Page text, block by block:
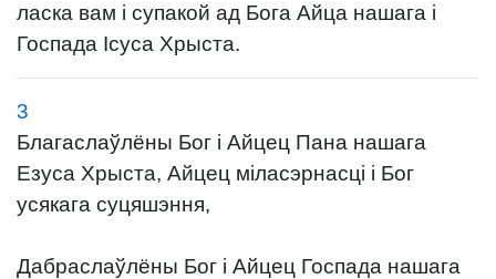
ласка вам і супакой ад Бога Айца нашага і
Госпада Ісуса Хрыста.
3
Благаслаўлёны Бог і Айцец Пана нашага
Езуса Хрыста, Айцец міласэрнасці і Бог
усякага суцяшэння,
Дабраслаўлёны Бог і Айцец Госпада нашага